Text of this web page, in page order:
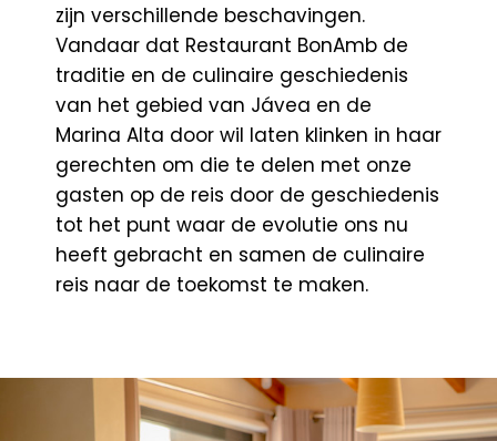
zijn verschillende beschavingen.
Vandaar dat Restaurant BonAmb de
traditie en de culinaire geschiedenis
van het gebied van Jávea en de
Marina Alta door wil laten klinken in haar
gerechten om die te delen met onze
gasten op de reis door de geschiedenis
tot het punt waar de evolutie ons nu
heeft gebracht en samen de culinaire
reis naar de toekomst te maken.